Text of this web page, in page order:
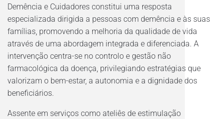
Demência e Cuidadores constitui uma resposta
especializada dirigida a pessoas com demência e às suas
famílias, promovendo a melhoria da qualidade de vida
através de uma abordagem integrada e diferenciada. A
intervenção centra-se no controlo e gestão não
farmacológica da doença, privilegiando estratégias que
valorizam o bem-estar, a autonomia e a dignidade dos
beneficiários.
Assente em serviços como ateliês de estimulação